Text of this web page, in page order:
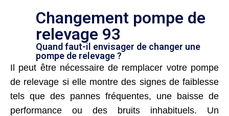
Changement pompe de
relevage 93
Quand faut-il envisager de changer une
pompe de relevage ?
Il peut être nécessaire de remplacer votre pompe
de relevage si elle montre des signes de faiblesse
tels que des pannes fréquentes, une baisse de
performance ou des bruits inhabituels. Un